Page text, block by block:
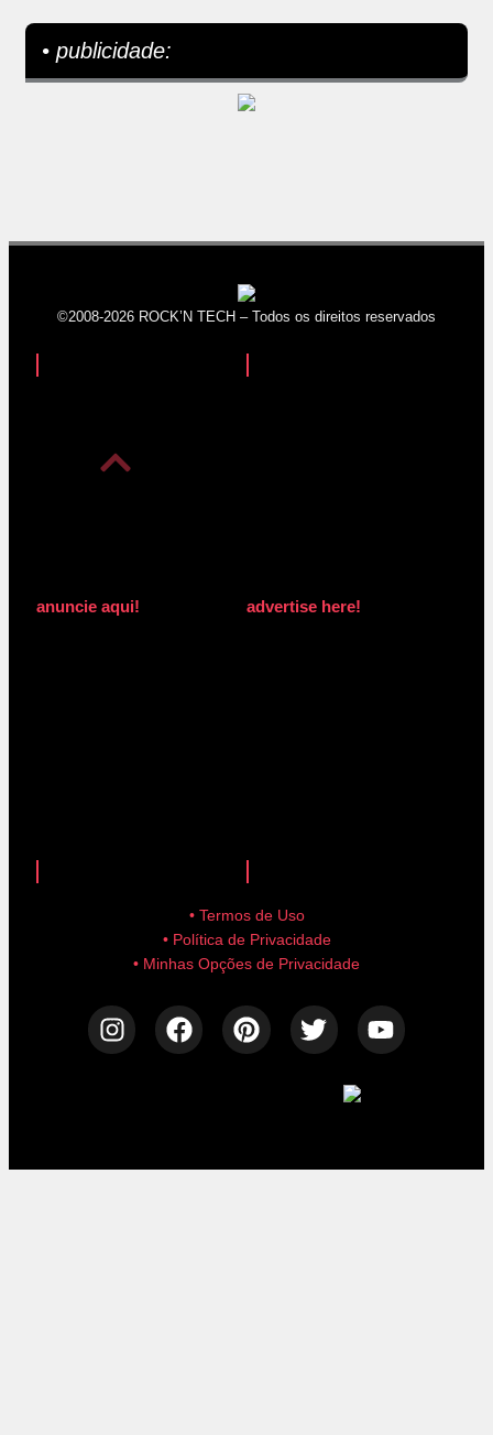
• publicidade:
©2008-2026 ROCK’N TECH – Todos os direitos reservados
anuncie aqui! advertise here!
• Termos de Uso
• Política de Privacidade
• Minhas Opções de Privacidade